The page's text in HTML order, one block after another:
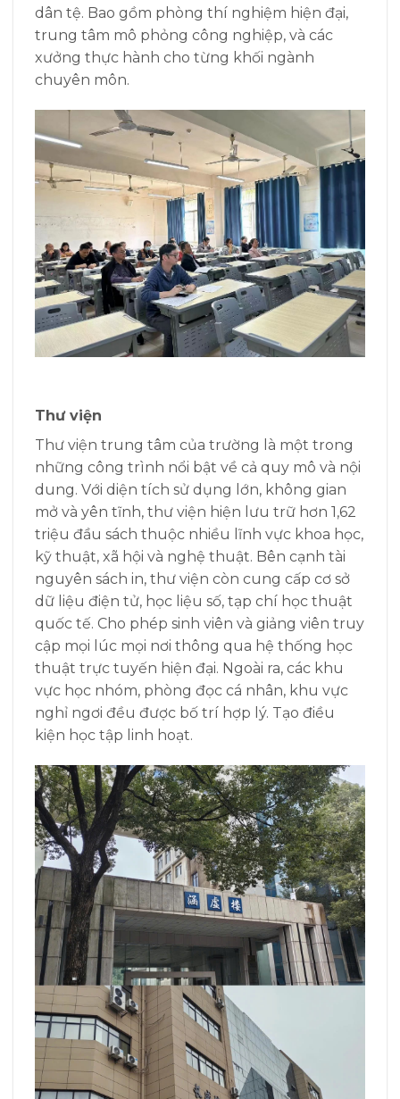
dân tệ. Bao gồm phòng thí nghiệm hiện đại,
trung tâm mô phỏng công nghiệp, và các
xưởng thực hành cho từng khối ngành
chuyên môn.
Thư viện
Thư viện trung tâm của trường là một trong
những công trình nổi bật về cả quy mô và nội
dung. Với diện tích sử dụng lớn, không gian
mở và yên tĩnh, thư viện hiện lưu trữ hơn 1,62
triệu đầu sách thuộc nhiều lĩnh vực khoa học,
kỹ thuật, xã hội và nghệ thuật. Bên cạnh tài
nguyên sách in, thư viện còn cung cấp cơ sở
dữ liệu điện tử, học liệu số, tạp chí học thuật
quốc tế. Cho phép sinh viên và giảng viên truy
cập mọi lúc mọi nơi thông qua hệ thống học
thuật trực tuyến hiện đại. Ngoài ra, các khu
vực học nhóm, phòng đọc cá nhân, khu vực
nghỉ ngơi đều được bố trí hợp lý. Tạo điều
kiện học tập linh hoạt.